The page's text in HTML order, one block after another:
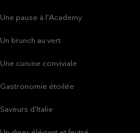
Une pause à l'Academy
Un brunch au vert
Une cuisine conviviale
Gastronomie étoilée
Saveurs d'Italie